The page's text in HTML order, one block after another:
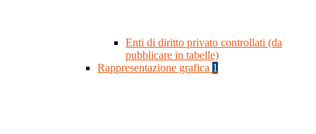
Enti di diritto privato controllati (da
pubblicare in tabelle)
Rappresentazione grafica 1